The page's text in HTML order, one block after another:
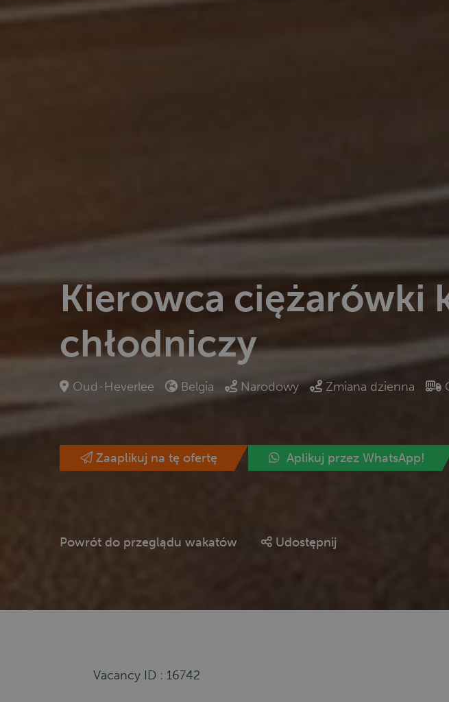
Kierowca ciężarówki
chłodniczy
Oud-Heverlee Belgia Narodowy Zmiana dzienna
Zaaplikuj na tę ofertę Aplikuj przez WhatsApp!
Powrót do przeglądu wakatów Udostępnij
Vacancy ID : 16742